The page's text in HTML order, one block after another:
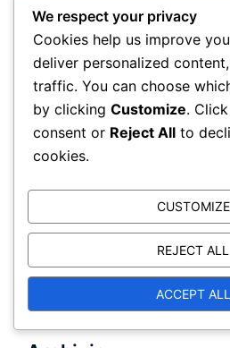
Search
for:
Categorie
Scenari di Gioco e Rotazioni
Strategie di Rotazione per
Tecniche di Posizionamento
We respect your privacy
Cookies help us improve
deliver personalized
traffic. You can choose
by clicking Customize. Click
consent or Reject All to
cookies.
CUSTOMIZE
REJECT ALL
ACCEPT ALL